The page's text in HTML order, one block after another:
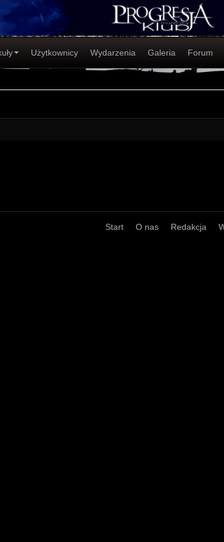
Użytkownicy Wydarzenia Galeria Forum
Start O nas Redakcja